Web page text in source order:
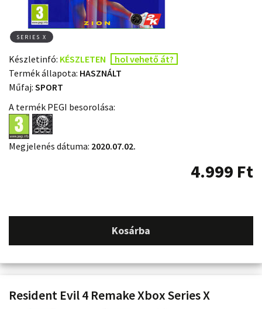
SERIES X
Készletinfó: KÉSZLETEN
hol vehető át?
Termék állapota: HASZNÁLT
Műfaj: SPORT
A termék PEGI besorolása:
Megjelenés dátuma: 2020.07.02.
4.999 Ft
Kosárba
Resident Evil 4 Remake Xbox Series X